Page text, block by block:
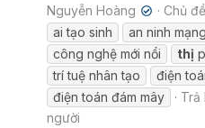
Nguyễn Hoàng ✔ Chủ đề
ai tạo sinh
an ninh mạng
công nghệ mới nổi
thị
trí tuệ nhân tạo
điện
điện toán đám mây
Trả
người